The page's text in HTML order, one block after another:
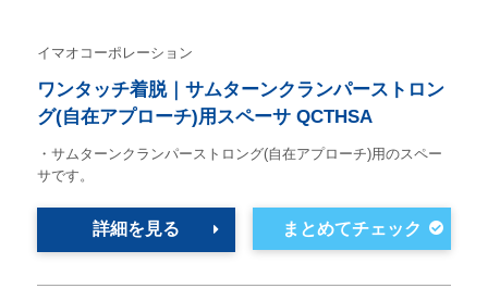
イマオコーポレーション
ワンタッチ着脱｜サムターンクランパーストロン
グ(自在アプローチ)用スペーサ QCTHSA
・サムターンクランパーストロング(自在アプローチ)用のスペー
サです。
詳細を見る